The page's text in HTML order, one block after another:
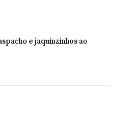
e jaquinzinhos ao